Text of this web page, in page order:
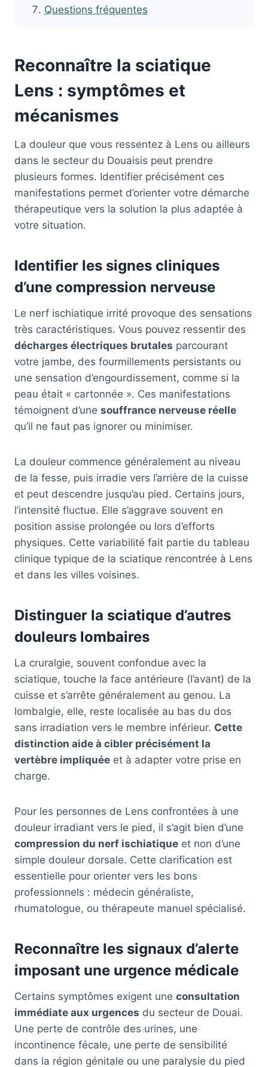
Questions fréquentes
Reconnaître la sciatique
Lens : symptômes et
mécanismes
La douleur que vous ressentez à Lens ou ailleurs
dans le secteur du Douaisis peut prendre
plusieurs formes. Identifier précisément ces
manifestations permet d’orienter votre démarche
thérapeutique vers la solution la plus adaptée à
votre situation.
Identifier les signes cliniques
d’une compression nerveuse
Le nerf ischiatique irrité provoque des sensations
très caractéristiques. Vous pouvez ressentir des
décharges électriques brutales parcourant
votre jambe, des fourmillements persistants ou
une sensation d’engourdissement, comme si la
peau était « cartonnée ». Ces manifestations
témoignent d’une souffrance nerveuse réelle
qu’il ne faut pas ignorer ou minimiser.
La douleur commence généralement au niveau
de la fesse, puis irradie vers l’arrière de la cuisse
et peut descendre jusqu’au pied. Certains jours,
l’intensité fluctue. Elle s’aggrave souvent en
position assise prolongée ou lors d’efforts
physiques. Cette variabilité fait partie du tableau
clinique typique de la sciatique rencontrée à Lens
et dans les villes voisines.
Distinguer la sciatique d’autres
douleurs lombaires
La cruralgie, souvent confondue avec la
sciatique, touche la face antérieure (l’avant) de la
cuisse et s’arrête généralement au genou. La
lombalgie, elle, reste localisée au bas du dos
sans irradiation vers le membre inférieur. Cette
distinction aide à cibler précisément la
vertèbre impliquée et à adapter votre prise en
charge.
Pour les personnes de Lens confrontées à une
douleur irradiant vers le pied, il s’agit bien d’une
compression du nerf ischiatique et non d’une
simple douleur dorsale. Cette clarification est
essentielle pour orienter vers les bons
professionnels : médecin généraliste,
rhumatologue, ou thérapeute manuel spécialisé.
Reconnaître les signaux d’alerte
imposant une urgence médicale
Certains symptômes exigent une consultation
immédiate aux urgences du secteur de Douai.
Une perte de contrôle des urines, une
incontinence fécale, une perte de sensibilité
dans la région génitale ou une paralysie du pied